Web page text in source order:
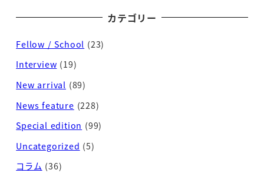
カテゴリー
Fellow / School (23)
Interview (19)
New arrival (89)
News feature (228)
Special edition (99)
Uncategorized (5)
コラム (36)